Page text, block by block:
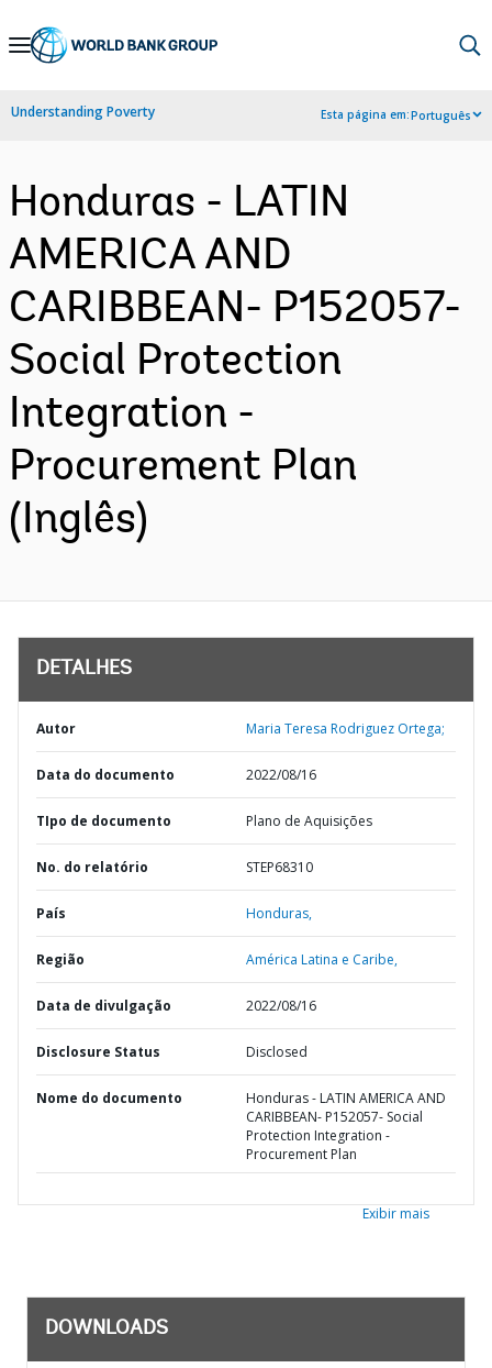
Skip
Navigation
Understanding Poverty Esta página em:Português
Honduras - LATIN
AMERICA AND
CARIBBEAN- P152057-
Social Protection
Integration -
Procurement Plan
(Inglês)
DETALHES
Autor Maria Teresa Rodriguez Ortega;
Data do documento 2022/08/16
TIpo de documento Plano de Aquisições
No. do relatório STEP68310
País Honduras,
Região América Latina e Caribe,
Data de divulgação 2022/08/16
Disclosure Status Disclosed
Nome do documento
Honduras - LATIN AMERICA AND
CARIBBEAN- P152057- Social
Protection Integration -
Procurement Plan
Exibir mais
DOWNLOADS